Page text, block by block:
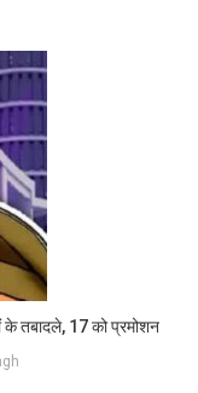
के तबादले, 17 को प्रमोशन